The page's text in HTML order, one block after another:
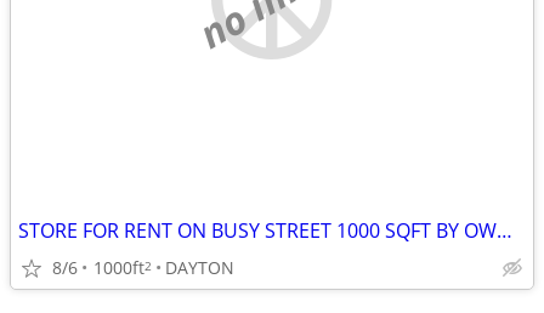
STORE FOR RENT ON BUSY STREET 1000 SQFT BY OWNER
8/6 1000ft2 DAYTON